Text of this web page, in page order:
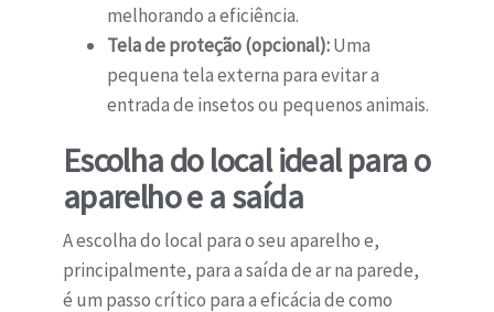
melhorando a eficiência.
Tela de proteção (opcional):Uma
pequena tela externa para evitar a
entrada de insetos ou pequenos animais.
Escolha do local ideal para o
aparelho e a saída
A escolha do local para o seu aparelho e,
principalmente, para a saída de ar na parede,
é um passo crítico para a eficácia de como